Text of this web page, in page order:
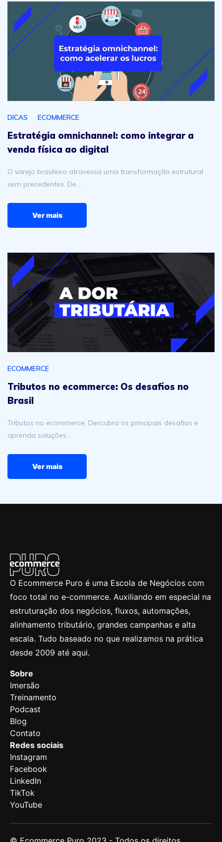
Estratégia omnichannel: como integrar a venda física
DICAS ECOMMERCE
Estratégia omnichannel: como integrar a
venda física ao digital
O varejo brasileiro atravessa uma transformação estrutural
sem precedentes. De…
Ver mais
Tributos no ecommerce: Os desafios no Brasil
ECOMMERCE
Tributos no ecommerce: Os desafios no
Brasil
Tributos no ecommerce: Descubra os principais desafios e
aprenda soluções…
Ver mais
O Ecommerce Puro é uma Escola de Negócios com
foco total no e-commerce. Auxiliando em especial na
estruturação dos negócios, fluxos, automações,
alinhamento tributário, grandes campanhas e alta
escala. Tudo baseado no que realizamos na prática
desde 2009 até aqui.
Sobre
Imersão
Treinamento
Podcast
Blog
Contato
Redes sociais
Instagram
Facebook
LinkedIn
TikTok
YouTube